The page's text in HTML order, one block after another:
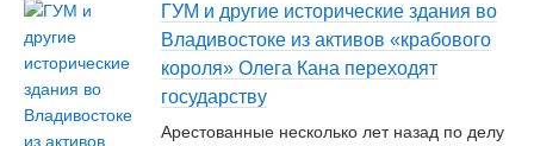
ГУМ и другие исторические здания во
Владивостоке из активов «крабового
короля» Олега Кана переходят
государству
Арестованные несколько лет назад по делу